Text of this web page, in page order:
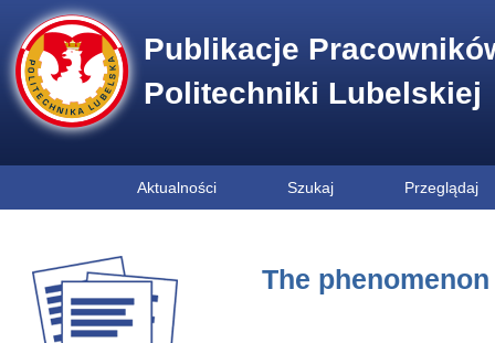
Publikacje
Politechniki Lubelskiej
Aktualności Szukaj Przeglądaj
The